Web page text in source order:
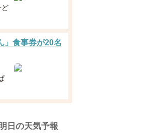
ど
」食事券が20名
日の天気予報